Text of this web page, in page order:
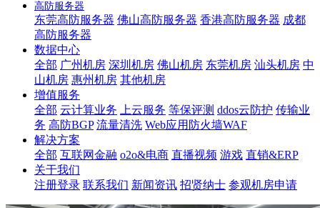
高防服务器
东莞高防服务器 佛山高防服务器 香港高防服务器 成都
高防服务器
数据中心
全部 广州机房 深圳机房 佛山机房 东莞机房 汕头机房 中
山机房 惠州机房 其他机房
增值服务
全部 云计算业务 上云服务 等保评测 ddos云防护 传输业
务 高防BGP 流量清洗 Web应用防火墙WAF
解决方案
全部 互联网金融 o2o&电商 直播视频 游戏 直销&ERP
关于我们
注册登录 联系我们 新闻资讯 招贤纳士 参观机房申请